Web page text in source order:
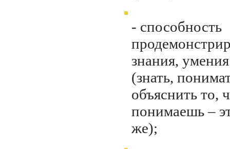
- способность
знания,
(знать,
объяснить то,
понимаешь –
же);